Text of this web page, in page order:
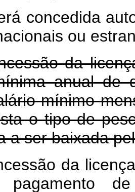
concedida
ou
da
anual de
mínimo
o tipo de
a ser baixada
da
pagamento